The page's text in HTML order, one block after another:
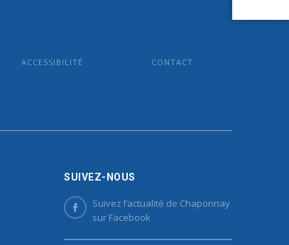
ACCESSIBILITÉ CONTACT
SUIVEZ-NOUS
Suivez l’actualité de Chaponnay
sur Facebook